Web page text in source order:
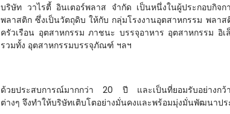
บริษัท วาไรตี้ อินเตอร์พลาส จำกัด เป็นหนึ่งในผู้ประกอบกิจ
พลาสติก ซึ่งเป็นวัตถุดิบ ให้กับ กลุ่มโรงงานอุตสาหกรรม พลา
ครัวเรือน อุตสาหกรรม ภาชนะ บรรจุอาหาร อุตสาหกรรม อิ
รวมทั้ง อุตสาหกรรมบรรจุภัณฑ์ ฯลฯ
ด้วยประสบการณ์มากกว่า 20 ปี และเป็นที่ยอมรับอย่างกว้
ต่างๆ จึงทำให้บริษัทเติบโตอย่างมั่นคงและพร้อมมุ่งมั่นพัฒนาป